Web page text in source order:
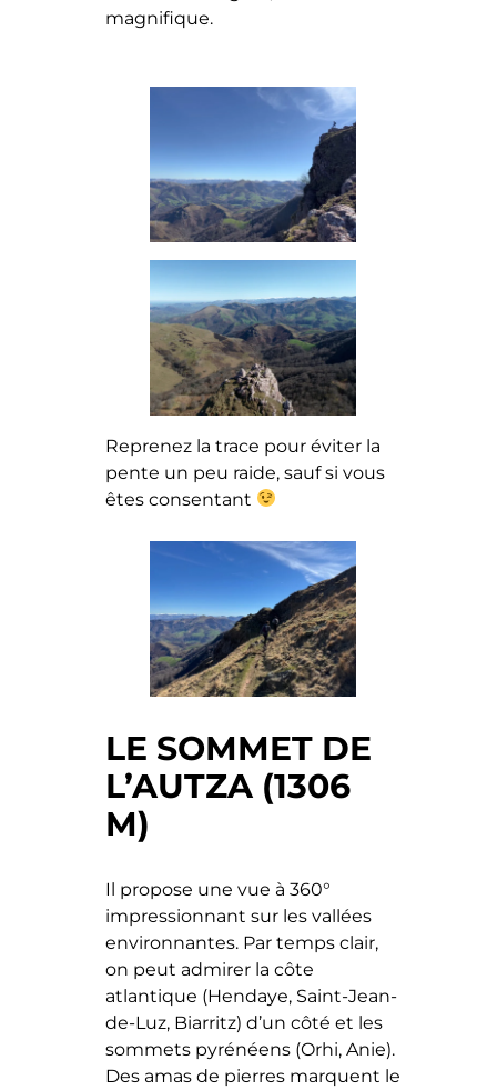
magnifique.
Reprenez la trace pour éviter la
pente un peu raide, sauf si vous
êtes consentant
LE SOMMET DE
L’AUTZA (1306
M)
Il propose une vue à 360°
impressionnant sur les vallées
environnantes. Par temps clair,
on peut admirer la côte
atlantique (Hendaye, Saint-Jean-
de-Luz, Biarritz) d’un côté et les
sommets pyrénéens (Orhi, Anie).
Des amas de pierres marquent le